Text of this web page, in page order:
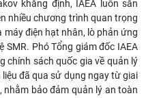
khẳng định, IAEA luôn sẵn
nhiều chương trình quan trọng
điện hạt nhân, lò phản ứng
SMR. Phó Tổng giám đốc IAEA
chính sách quốc gia về quản lý
đã qua sử dụng ngay từ giai
bảo đảm quản lý an toàn